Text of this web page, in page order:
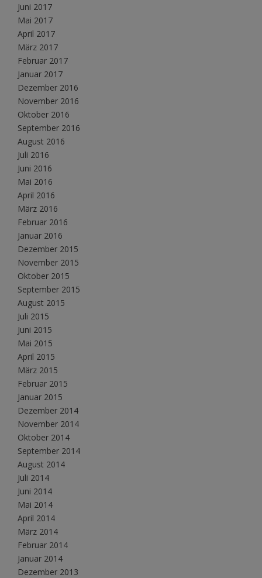
Juni 2017
Mai 2017
April 2017
März 2017
Februar 2017
Januar 2017
Dezember 2016
November 2016
Oktober 2016
September 2016
August 2016
Juli 2016
Juni 2016
Mai 2016
April 2016
März 2016
Februar 2016
Januar 2016
Dezember 2015
November 2015
Oktober 2015
September 2015
August 2015
Juli 2015
Juni 2015
Mai 2015
April 2015
März 2015
Februar 2015
Januar 2015
Dezember 2014
November 2014
Oktober 2014
September 2014
August 2014
Juli 2014
Juni 2014
Mai 2014
April 2014
März 2014
Februar 2014
Januar 2014
Dezember 2013